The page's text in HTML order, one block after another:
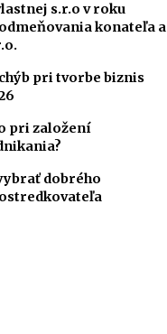
s.r.o v roku
konateľa a
pri tvorbe biznis
pri založení
dobrého